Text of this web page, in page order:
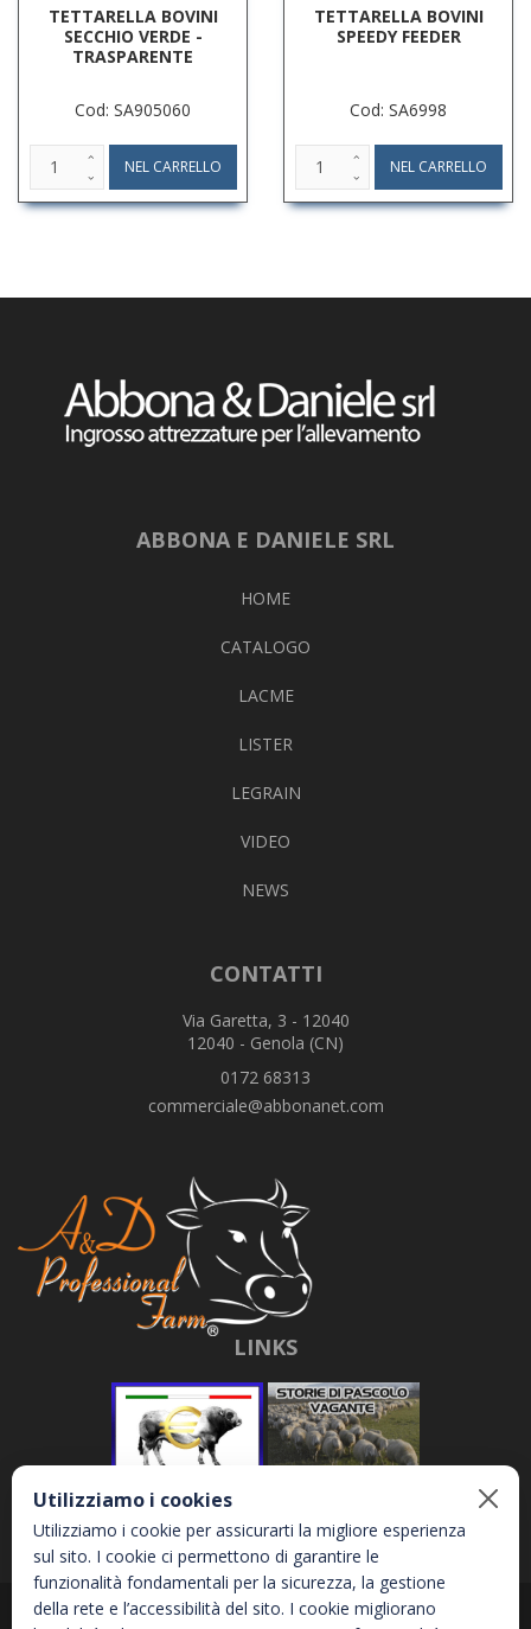
TETTARELLA BOVINI
SECCHIO VERDE -
TRASPARENTE
Cod: SA905060
TETTARELLA BOVINI
SPEEDY FEEDER
Cod: SA6998
ABBONA E DANIELE SRL
HOME
CATALOGO
LACME
LISTER
LEGRAIN
VIDEO
NEWS
CONTATTI
Via Garetta, 3 - 12040
12040 - Genola (CN)
0172 68313
commerciale@abbonanet.com
LINKS
Abbona e Daniele S.r.l. - Via Garetta, 3 - 12040 - Genola (CN) - P.IVA
Utilizziamo i cookies
Utilizziamo i cookie per assicurarti la migliore esperienza
sul sito. I cookie ci permettono di garantire le
funzionalità fondamentali per la sicurezza, la gestione
della rete e l’accessibilità del sito. I cookie migliorano